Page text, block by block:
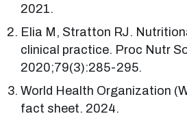
2021.
Elia M, Stratton RJ.
clinical practice. Proc Nutr
2020;79(3):285-295.
World Health Organization
fact sheet. 2024.